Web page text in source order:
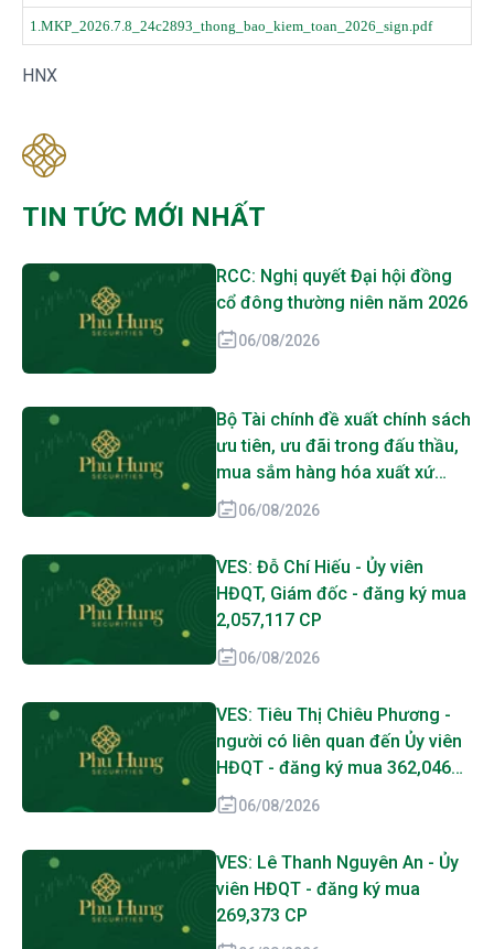
1.MKP_2026.7.8_24c2893_thong_bao_kiem_toan_2026_sign.pdf
HNX
TIN TỨC MỚI NHẤT
RCC: Nghị quyết Đại hội đồng
cổ đông thường niên năm 2026
06/08/2026
Bộ Tài chính đề xuất chính sách
ưu tiên, ưu đãi trong đấu thầu,
mua sắm hàng hóa xuất xứ
trong nước
06/08/2026
VES: Đỗ Chí Hiếu - Ủy viên
HĐQT, Giám đốc - đăng ký mua
2,057,117 CP
06/08/2026
VES: Tiêu Thị Chiêu Phương -
người có liên quan đến Ủy viên
HĐQT - đăng ký mua 362,046
CP
06/08/2026
VES: Lê Thanh Nguyên An - Ủy
viên HĐQT - đăng ký mua
269,373 CP